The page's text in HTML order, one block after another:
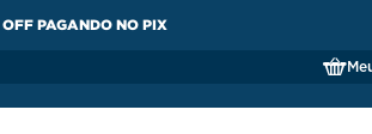
OFF PAGANDO NO PIX